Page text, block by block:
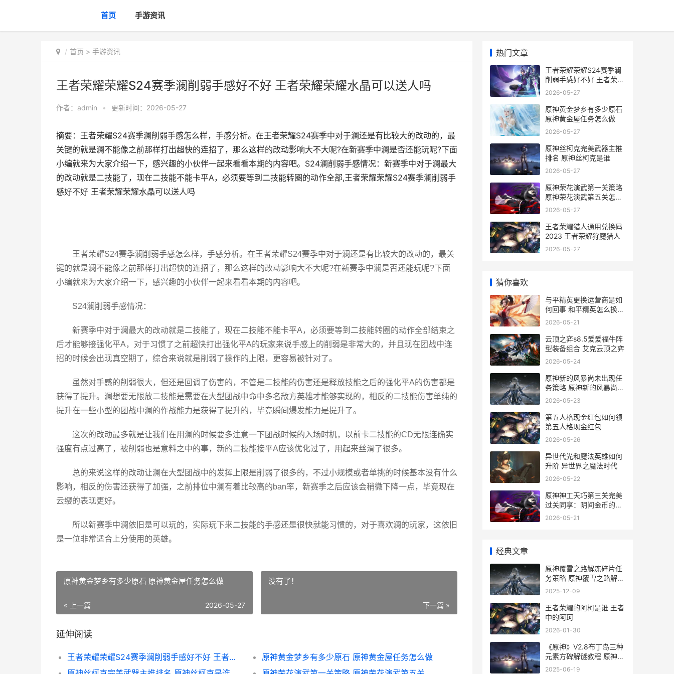
首页 手游资讯
首页 > 手游资讯
王者荣耀荣耀S24赛季澜削弱手感好不好 王者荣耀荣耀水晶可以送人吗
作者： admin • 更新时间：2026-05-27
摘要：王者荣耀S24赛季澜削弱手感怎么样，手感分析。在王者荣耀S24赛季中对于澜还是有比较大的改动的，最
关键的就是澜不能像之前那样打出超快的连招了，那么这样的改动影响大不大呢?在新赛季中澜是否还能玩呢?下面
小编就来为大家介绍一下，感兴趣的小伙伴一起来看看本期的内容吧。S24澜削弱手感情况：新赛季中对于澜最大
的改动就是二技能了，现在二技能不能卡平A，必须要等到二技能转圈的动作全部,王者荣耀荣耀S24赛季澜削弱手
感好不好 王者荣耀荣耀水晶可以送人吗
王者荣耀S24赛季澜削弱手感怎么样，手感分析。在王者荣耀S24赛季中对于澜还是有比较大的改动的，最关
键的就是澜不能像之前那样打出超快的连招了，那么这样的改动影响大不大呢?在新赛季中澜是否还能玩呢?下面
小编就来为大家介绍一下，感兴趣的小伙伴一起来看看本期的内容吧。
S24澜削弱手感情况：
新赛季中对于澜最大的改动就是二技能了，现在二技能不能卡平A，必须要等到二技能转圈的动作全部结束之
后才能够接强化平A，对于习惯了之前超快打出强化平A的玩家来说手感上的削弱是非常大的，并且现在团战中连
招的时候会出现真空期了，综合来说就是削弱了操作的上限，更容易被针对了。
虽然对手感的削弱很大，但还是回调了伤害的，不管是二技能的伤害还是释放技能之后的强化平A的伤害都是
获得了提升。澜想要无限放二技能是需要在大型团战中命中多名敌方英雄才能够实现的，相反的二技能伤害单纯的
提升在一些小型的团战中澜的作战能力是获得了提升的，毕竟瞬间爆发能力是提升了。
这次的改动最多就是让我们在用澜的时候要多注意一下团战时候的入场时机，以前卡二技能的CD无限连确实
强度有点过高了，被削弱也是意料之中的事，新的二技能接平A应该优化过了，用起来丝滑了很多。
总的来说这样的改动让澜在大型团战中的发挥上限是削弱了很多的，不过小规模或者单挑的时候基本没有什么
影响，相反的伤害还获得了加强，之前排位中澜有着比较高的ban率，新赛季之后应该会稍微下降一点，毕竟现在
云缨的表现更好。
所以新赛季中澜依旧是可以玩的，实际玩下来二技能的手感还是很快就能习惯的，对于喜欢澜的玩家，这依旧
是一位非常适合上分使用的英雄。
原神黄金梦乡有多少原石 原神黄金屋任务怎么做
« 上一篇 2026-05-27
没有了！
下一篇 »
延伸阅读
王者荣耀荣耀S24赛季澜削弱手感好不好 王者荣耀荣耀水晶可以送人吗
原神黄金梦乡有多少原石 原神黄金屋任务怎么做
热门文章
王者荣耀荣耀S24赛季澜
削弱手感好不好 王者荣耀
荣耀水晶可以送人吗
2026-05-27
原神黄金梦乡有多少原石
原神黄金屋任务怎么做
2026-05-27
原神丝柯克完美武器主推
排名 原神丝柯克是谁
2026-05-27
原神荣花演武第一关策略
原神荣花演武第五关怎么
过
2026-05-27
王者荣耀猎人通用兑换码
2023 王者荣耀狩魔猎人
2026-05-27
猜你喜欢
与平精英更换运营商是如
何回事 和平精英怎么换载
具
2026-05-21
云顶之弈s8.5爱爱福牛阵
型装备组合 艾克云顶之弈
2026-05-24
原神新的风暴尚未出现任
务策略 原神新的风暴尚未
出现如何触发
2026-05-23
第五人格现金红包如何领
第五人格现金红包
2026-05-26
异世代光和魔法英雄如何
升阶 异世界之魔法时代
2026-05-22
原神神工天巧第三关完美
过关同享：阴间金币的位
置 原神天工大剑怎么获得
2026-05-21
经典文章
原神覆雪之路解冻碎片任
务策略 原神覆雪之路解冻
碎片教程
2025-12-09
王者荣耀的阿柯是谁 王者
中的阿珂
2026-01-30
《原神》V2.8布丁岛三种
元素方碑解谜教程 原神
2.2 2.3 2.4
2025-06-19